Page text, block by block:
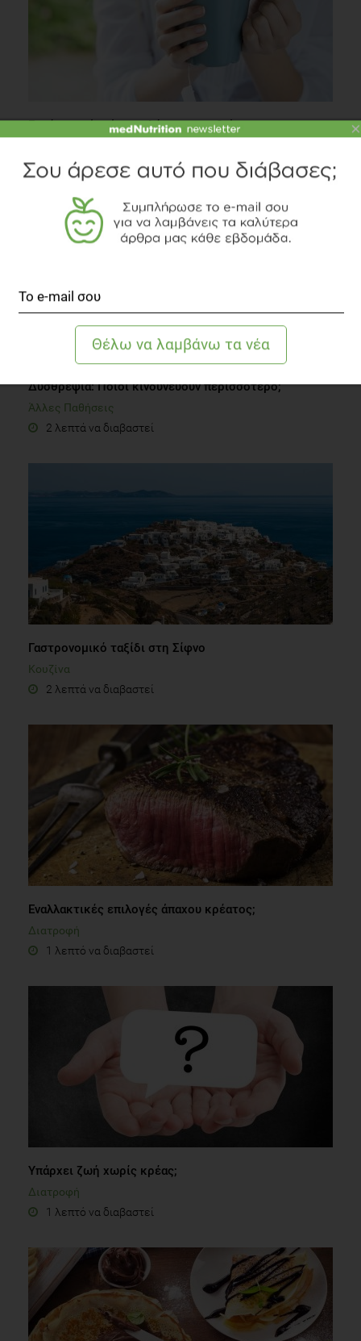
Γιατί το τσάι κάνει καλό στην καρδιά;
4 λεπτά να διαβαστεί
Δυσθρεψία: Ποιοι κινδυνεύουν περισσότερο;
Άλλες Παθήσεις
2 λεπτά να διαβαστεί
Γαστρονομικό ταξίδι στη Σίφνο
Κουζίνα
2 λεπτά να διαβαστεί
Εναλλακτικές επιλογές άπαχου κρέατος;
Διατροφή
1 λεπτό να διαβαστεί
Υπάρχει ζωή χωρίς κρέας;
Διατροφή
1 λεπτό να διαβαστεί
×